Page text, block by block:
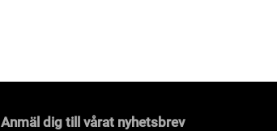
Anmäl dig till vårat nyhetsbrev